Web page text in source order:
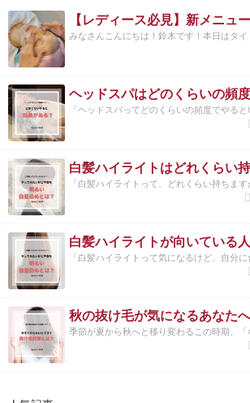
【レディース必見】新メニュ
みなさんこんにちは！鈴木です！本日はタイ
「ヘッドスパってどのくらいの頻度でやると
「白髪ハイライトって、どれくらい持ちます
「白髪ハイライトって気になるけど、自分に
季節が夏から秋へと移り変わるこの時期、「